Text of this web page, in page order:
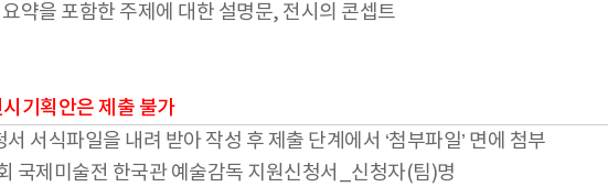
약을 포함한 주제에 대한 설명문, 전시의 콘셉트
기획안은 제출 불가
서식파일을 내려 받아 작성 후 제출 단계에서 ‘첨부파일’ 면에 첨부
국제미술전 한국관 예술감독 지원신청서_신청자(팀)명